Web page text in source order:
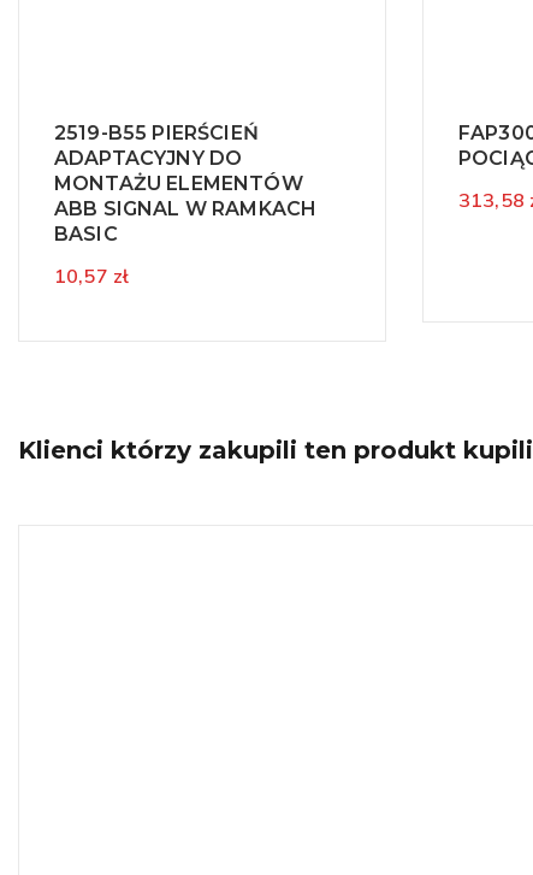
2519-B55 PIERŚCIEŃ
ADAPTACYJNY DO
MONTAŻU ELEMENTÓW
ABB SIGNAL W RAMKACH
BASIC
10,57 zł
313,58
Klienci którzy zakupili ten produkt